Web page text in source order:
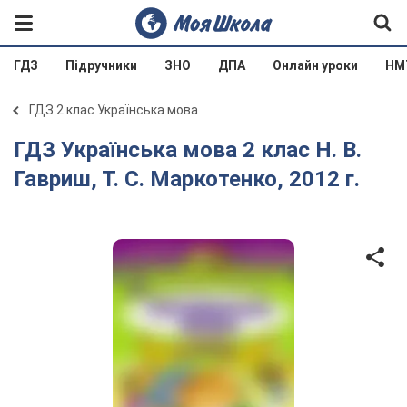
ГДЗ Підручники ЗНО ДПА Онлайн уроки
ГДЗ 2 клас Українська мова
ГДЗ Українська мова 2 клас Н. В.
Гавриш, Т. С. Маркотенко, 2012 г.